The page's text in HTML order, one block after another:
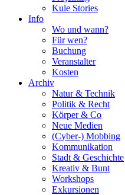
Kule Stories
Info
Wo und wann?
Für wen?
Buchung
Veranstalter
Kosten
Archiv
Natur & Technik
Politik & Recht
Körper & Co
Neue Medien
(Cyber-) Mobbing
Kommunikation
Stadt & Geschichte
Kreativ & Bunt
Workshops
Exkursionen